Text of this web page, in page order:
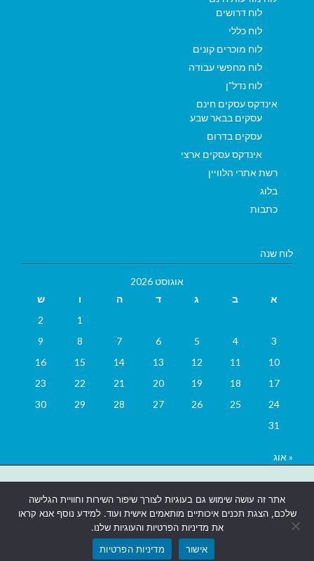
אתר זה עושה שימוש גם בעוגיות לצורך שיפור השירות וחוויית הגלישה
שלכם, הצגת תכנים איכותיים מותאמים אישית ועוד. למידע נוסף אנא קראו
את מדיניות הפרטיות והעוגיות שלנו.
אישור
מדיניות הפרטיות
לוח דרושים
לוח כללי
לוח מוכרים קונים
לוח מחפשי עבודה
לוח נדל"ן
אינדקס עסקים חינם
עסקים בבאר שבע
עסקים בדרום
אינדקס עסקים ארצי
רשת אתרי הלוויין
בלוג
כתבות
לוח שנה
אוגוסט 2026
א
ב ג ד ה ו
ש
1
2
3
4
5
6
7
8
9
10
11
12
13
14
15
16
17
18
19
20
21
22
23
24
25
26
27
28
29
30
31
« אוג
אתרים בבאר שבע|